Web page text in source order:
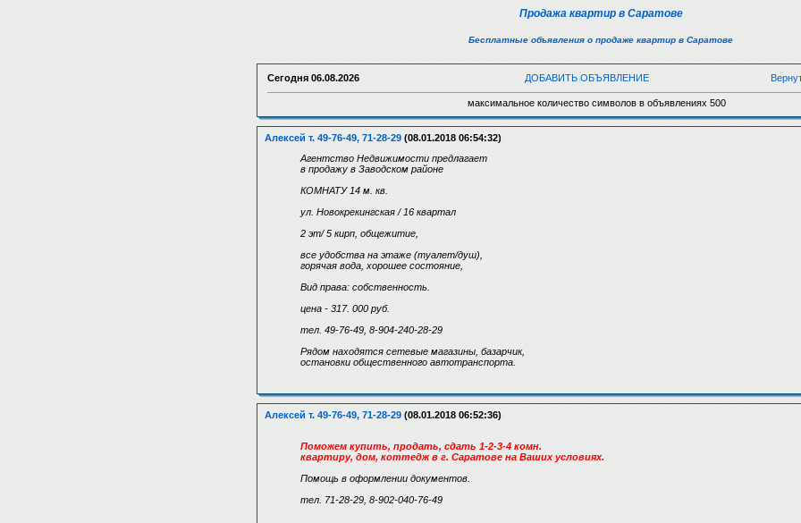
Продажа квартир в Саратове
Бесплатные объявления о продаже квартир в Саратове
Сегодня 06.08.2026 ДОБАВИТЬ ОБЪЯВЛЕНИЕ
максимальное количество символов в объявлениях 500
Алексей т. 49-76-49, 71-28-29 (08.01.2018 06:54:32)
Агентство Недвижимости предлагает
в продажу в Заводском районе
КОМНАТУ 14 м. кв.
ул. Новокрекингская / 16 квартал
2 эт/ 5 кирп, общежитие,
все удобства на этаже (туалет/душ),
горячая вода, хорошее состояние,
Вид права: собственность.
цена - 317. 000 руб.
тел. 49-76-49, 8-904-240-28-29
Рядом находятся сетевые магазины, базарчик,
остановки общественного автотранспорта.
Алексей т. 49-76-49, 71-28-29 (08.01.2018 06:52:36)
Поможем купить, продать, сдать 1-2-3-4 комн.
квартиру, дом, коттедж в г. Саратове на Ваших условиях.
Помощь в оформлении документов.
тел. 71-28-29, 8-902-040-76-49